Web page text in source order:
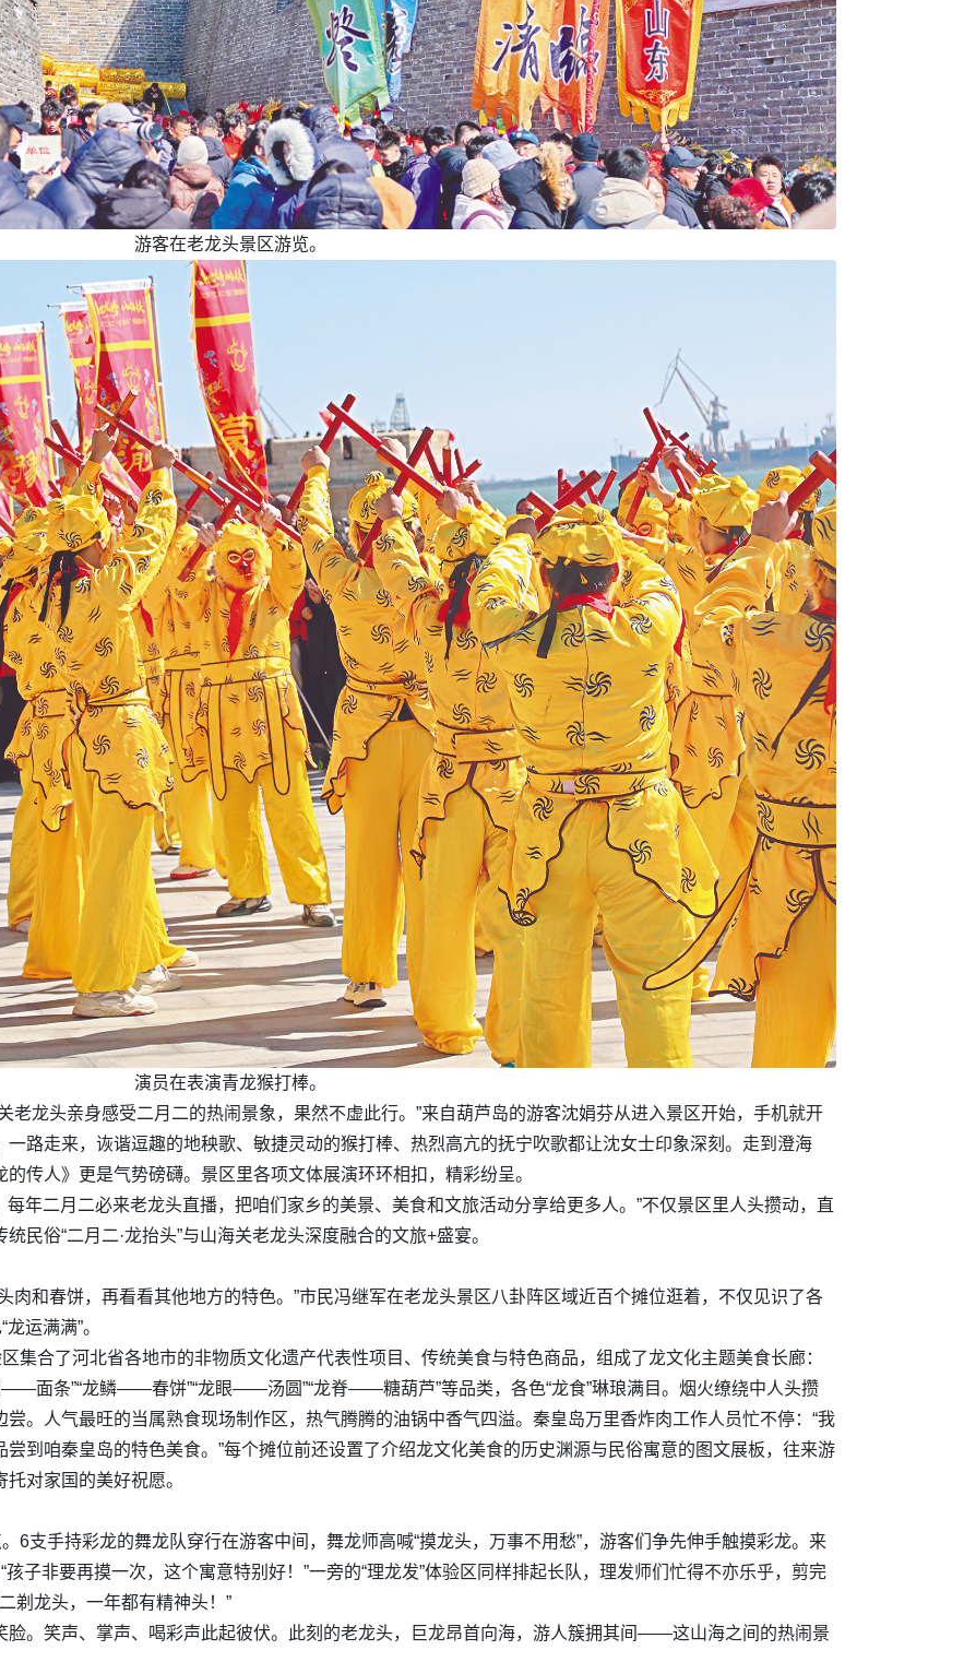
游客在老龙头景区游览。
演员在表演青龙猴打棒。
老龙头亲身感受二月二的热闹景象，果然不虚此行。”来自葫芦岛的游客沈娟芬从进入景区开始，手机就开
路走来，诙谐逗趣的地秧歌、敏捷灵动的猴打棒、热烈高亢的抚宁吹歌都让沈女士印象深刻。走到澄海
传人》更是气势磅礴。景区里各项文体展演环环相扣，精彩纷呈。
每年二月二必来老龙头直播，把咱们家乡的美景、美食和文旅活动分享给更多人。”不仅景区里人头攒动，直
民俗“二月二·龙抬头”与山海关老龙头深度融合的文旅+盛宴。
肉和春饼，再看看其他地方的特色。”市民冯继军在老龙头景区八卦阵区域近百个摊位逛着，不仅见识了各
运满满”。
集合了河北省各地市的非物质文化遗产代表性项目、传统美食与特色商品，组成了龙文化主题美食长廊：
面条”“龙鳞——春饼”“龙眼——汤圆”“龙脊——糖葫芦”等品类，各色“龙食”琳琅满目。烟火缭绕中人头攒
。人气最旺的当属熟食现场制作区，热气腾腾的油锅中香气四溢。秦皇岛万里香炸肉工作人员忙不停：“我
到咱秦皇岛的特色美食。”每个摊位前还设置了介绍龙文化美食的历史渊源与民俗寓意的图文展板，往来游
对家国的美好祝愿。
6支手持彩龙的舞龙队穿行在游客中间，舞龙师高喊“摸龙头，万事不用愁”，游客们争先伸手触摸彩龙。来
子非要再摸一次，这个寓意特别好！”一旁的“理龙发”体验区同样排起长队，理发师们忙得不亦乐乎，剪完
剃龙头，一年都有精神头！”
脸。笑声、掌声、喝彩声此起彼伏。此刻的老龙头，巨龙昂首向海，游人簇拥其间——这山海之间的热闹景